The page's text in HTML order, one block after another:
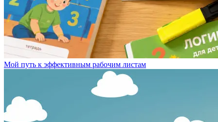
Мой путь к эффективным рабочим листам